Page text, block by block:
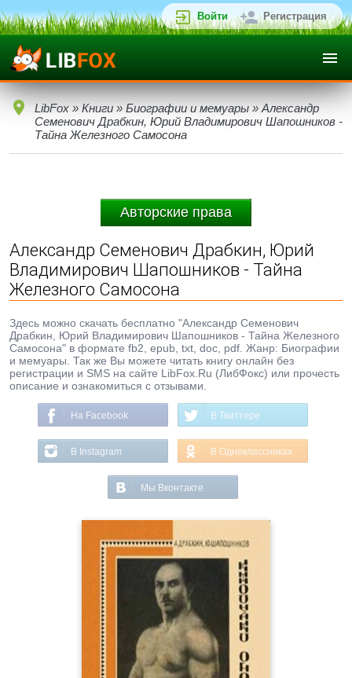
Войти Регистрация
LibFox » Книги » Биографии и мемуары » Александр
Семенович Драбкин, Юрий Владимирович Шапошников -
Тайна Железного Самосона
Авторские права
Александр Семенович Драбкин, Юрий
Владимирович Шапошников - Тайна
Железного Самосона
Здесь можно скачать бесплатно "Александр Семенович
Драбкин, Юрий Владимирович Шапошников - Тайна Железного
Самосона" в формате fb2, epub, txt, doc, pdf. Жанр: Биографии
и мемуары. Так же Вы можете читать книгу онлайн без
регистрации и SMS на сайте LibFox.Ru (ЛибФокс) или прочесть
описание и ознакомиться с отзывами.
На Facebook В Твиттере
В Instagram В Одноклассниках
Мы Вконтакте